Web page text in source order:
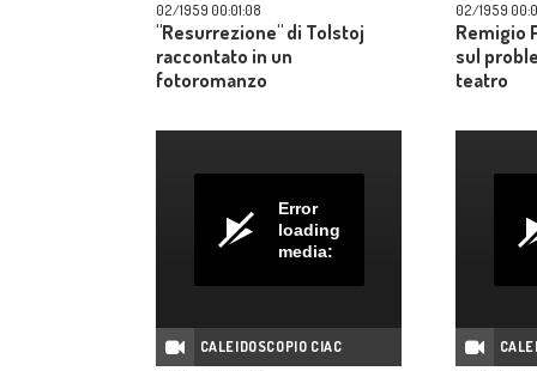
02/1959 00:01:08
"Resurrezione" di Tolstoj
raccontato in un
fotoromanzo
02/1959
Remigio
sul
teatro
Error
loading
media:
CALEIDOSCOPIO CIAC